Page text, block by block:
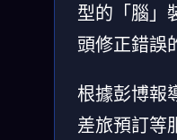
型的「腦」
頭修正錯誤
根據彭博報
差旅預訂等